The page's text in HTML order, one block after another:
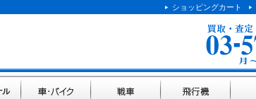
ショッピングカート